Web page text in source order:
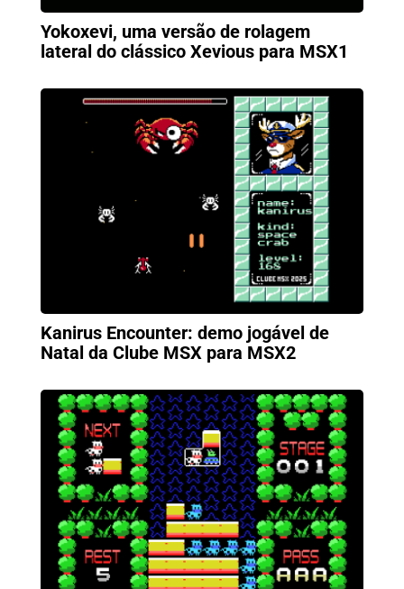
Yokoxevi, uma versão de rolagem
lateral do clássico Xevious para MSX1
Kanirus Encounter: demo jogável de
Natal da Clube MSX para MSX2